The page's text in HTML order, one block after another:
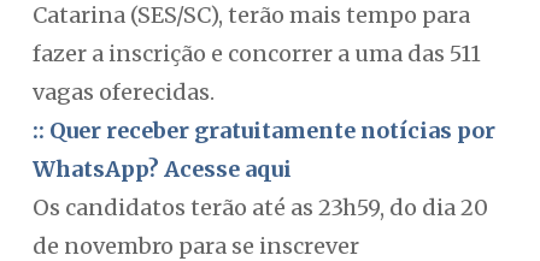
Catarina (SES/SC), terão mais tempo para
fazer a inscrição e concorrer a uma das 511
vagas oferecidas.
:: Quer receber gratuitamente notícias por
WhatsApp? Acesse aqui
Os candidatos terão até as 23h59, do dia 20
de novembro para se inscrever